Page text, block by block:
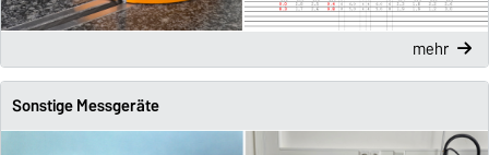
mehr
Sonstige Messgeräte